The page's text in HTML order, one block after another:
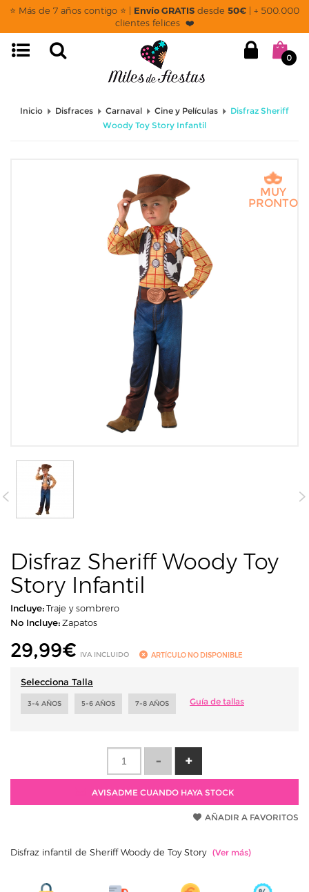
⭐ Más de 7 años contigo ⭐ | Envío GRATIS desde 50€ | + 500.000
clientes felices ❤️
0
Inicio Disfraces Carnaval Cine y Películas
Disfraz Sheriff
Woody Toy Story Infantil
MUY
PRONTO
Disfraz Sheriff Woody Toy
Story Infantil
Incluye:Traje y sombrero
No Incluye:Zapatos
29,99€ IVA INCLUIDO ARTÍCULO NO DISPONIBLE
Selecciona Talla
3-4 AÑOS 5-6 AÑOS 7-8 AÑOS Guía de tallas
AVISADME CUANDO HAYA STOCK
AÑADIR A FAVORITOS
Disfraz infantil de Sheriff Woody de Toy Story